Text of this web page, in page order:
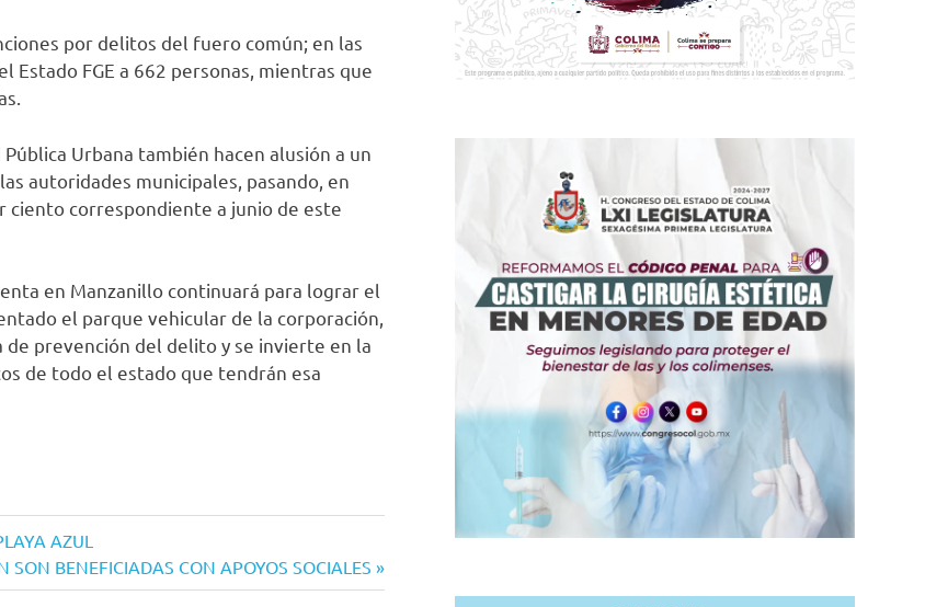
por delitos del fuero común; en las
Estado FGE a 662 personas, mientras que
Urbana también hacen alusión a un
autoridades municipales, pasando, en
ciento correspondiente a junio de este
en Manzanillo continuará para lograr el
el parque vehicular de la corporación,
prevención del delito y se invierte en la
de todo el estado que tendrán esa
AZUL
SON BENEFICIADAS CON APOYOS SOCIALES